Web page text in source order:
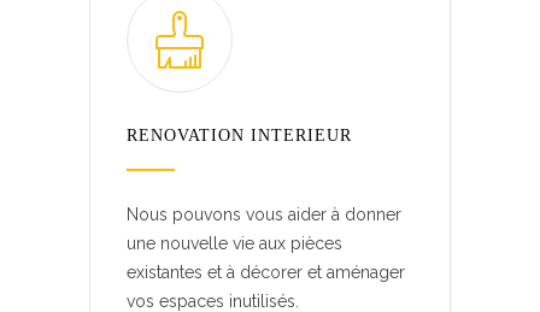
RENOVATION INTERIEUR
Nous pouvons vous aider à donner
une nouvelle vie aux pièces
existantes et à décorer et aménager
vos espaces inutilisés.